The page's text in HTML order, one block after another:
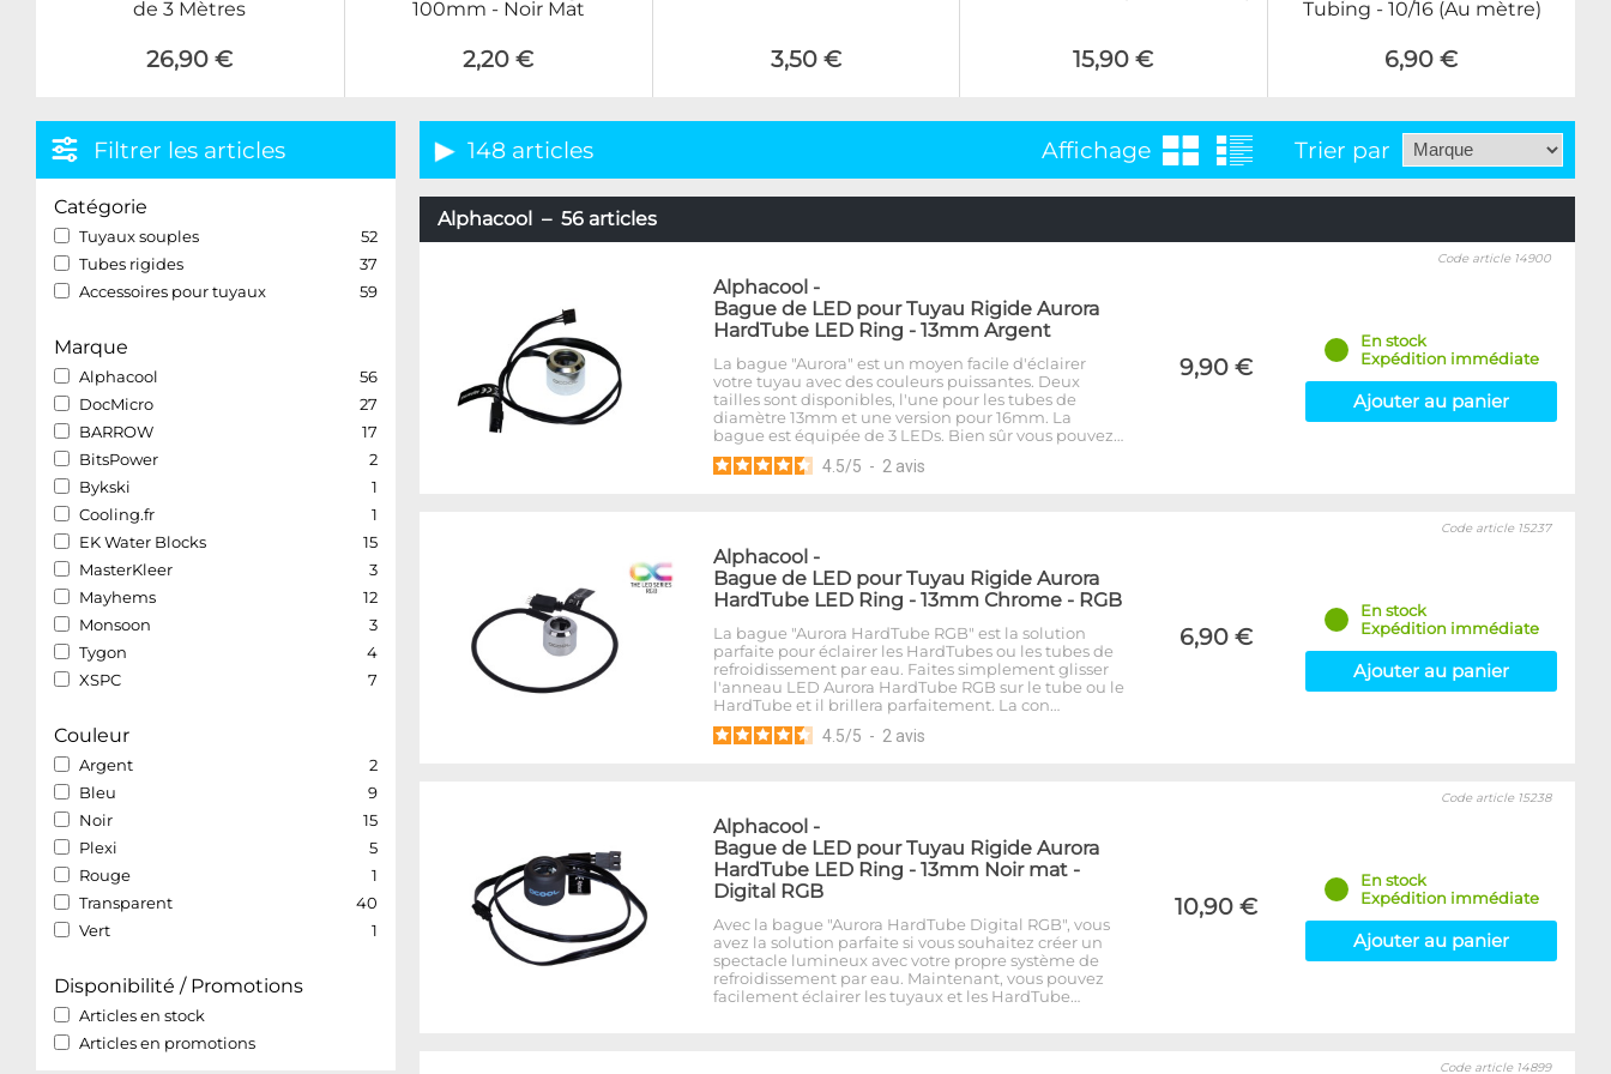
de 3 Mètres
26,90 €
100mm - Noir Mat
2,20 € 3,50 € 15,90 €
Tubing - 10/16 (Au mètre)
6,90 €
Filtrer les articles
Catégorie
Tuyaux souples
52
Tubes rigides
37
Accessoires pour tuyaux
59
Marque
Alphacool
56
DocMicro
27
BARROW
17
BitsPower
2
Bykski
1
Cooling.fr
1
EK Water Blocks
15
MasterKleer
3
Mayhems
12
Monsoon
3
Tygon
4
XSPC
7
Couleur
Argent
2
Bleu
9
Noir
15
Plexi
5
Rouge
1
Transparent
40
Vert
1
Disponibilité / Promotions
Articles en stock
Articles en promotions
148 articles Affichage Trier par
Alphacool – 56 articles
Alphacool -
Bague de LED pour Tuyau Rigide Aurora
HardTube LED Ring - 13mm Argent
La bague "Aurora" est un moyen facile d'éclairer
votre tuyau avec des couleurs puissantes. Deux
tailles sont disponibles, l'une pour les tubes de
diamètre 13mm et une version pour 16mm. La
bague est équipée de 3 LEDs. Bien sûr vous pouvez…
4.5/5 - 2 avis
9,90 €
Code article 14900
En stock
Expédition immédiate
Ajouter au panier
Alphacool -
Bague de LED pour Tuyau Rigide Aurora
HardTube LED Ring - 13mm Chrome - RGB
La bague "Aurora HardTube RGB" est la solution
parfaite pour éclairer les HardTubes ou les tubes de
refroidissement par eau. Faites simplement glisser
l'anneau LED Aurora HardTube RGB sur le tube ou le
HardTube et il brillera parfaitement. La con…
4.5/5 - 2 avis
6,90 €
Code article 15237
En stock
Expédition immédiate
Ajouter au panier
Alphacool -
Bague de LED pour Tuyau Rigide Aurora
HardTube LED Ring - 13mm Noir mat -
Digital RGB
Avec la bague "Aurora HardTube Digital RGB", vous
avez la solution parfaite si vous souhaitez créer un
spectacle lumineux avec votre propre système de
refroidissement par eau. Maintenant, vous pouvez
facilement éclairer les tuyaux et les HardTube…
10,90 €
Code article 15238
En stock
Expédition immédiate
Ajouter au panier
Code article 14899